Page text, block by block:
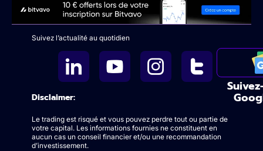
Suivez l’actualité au quotidien
Disclaimer:
Le trading est risqué et vous pouvez perdre tout ou partie de
votre capital. Les informations fournies ne constituent en
aucun cas un conseil financier et/ou une recommandation
d’investissement.